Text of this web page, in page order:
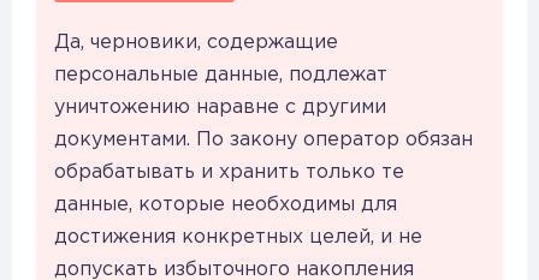
Да, черновики, содержащие
персональные данные, подлежат
уничтожению наравне с другими
документами. По закону оператор обязан
обрабатывать и хранить только те
данные, которые необходимы для
достижения конкретных целей, и не
допускать избыточного накопления